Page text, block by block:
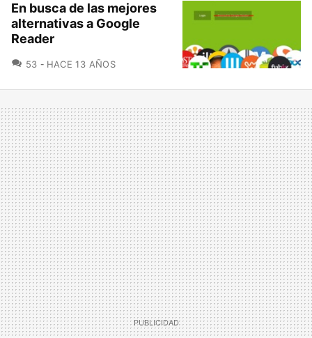
En busca de las mejores
alternativas a Google
Reader
53 COMENTARIOS
HACE 13 AÑOS